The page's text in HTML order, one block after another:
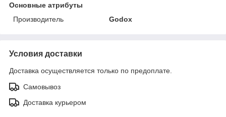
Основные атрибуты
Производитель
Godox
Условия доставки
Доставка осуществляется только по предоплате.
Самовывоз
Доставка курьером